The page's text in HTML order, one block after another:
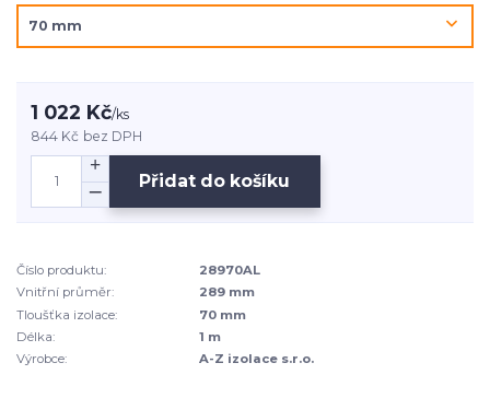
1 022 Kč/ks
844 Kč bez DPH
Přidat do košíku
Číslo produktu:
28970AL
Vnitřní průměr:
289 mm
Tloušťka izolace:
70 mm
Délka:
1 m
Výrobce:
A-Z izolace s.r.o.